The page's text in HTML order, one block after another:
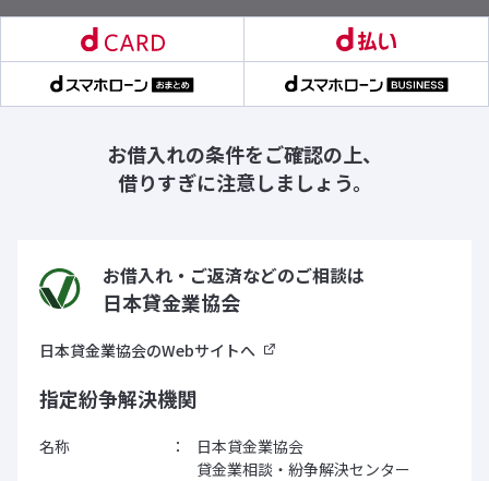
お借入れの条件をご確認の上、
借りすぎに注意しましょう。
お借入れ・ご返済などのご相談は
日本貸金業協会
日本貸金業協会のWebサイトへ
指定紛争解決機関
名称
日本貸金業協会
貸金業相談・紛争解決センター